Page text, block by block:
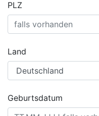
PLZ
Land
Geburtsdatum